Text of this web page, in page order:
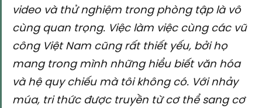
video và thử nghiệm trong phòng tập là vô
cùng quan trọng. Việc làm việc cùng các vũ
công Việt Nam cũng rất thiết yếu, bởi họ
mang trong mình những hiểu biết văn hóa
và hệ quy chiếu mà tôi không có. Với nhảy
múa, tri thức được truyền từ cơ thể sang cơ